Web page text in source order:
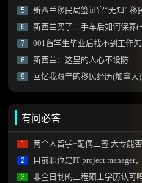
5 新西兰移民局签证官“无知” 移
6 新西兰买了二手车后如何保养(
7 001留学生毕业后找不到工作
8 新西兰：这里的人心不设防
9 回忆我艰辛的移民经历(加拿大)
有问必答
1 两个人留学+配偶工签 大专能否申
2 目前职位是IT project manager
3 非全日制的工程硕士学历认可